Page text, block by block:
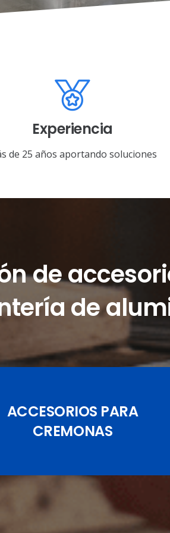
Experiencia
de 25 años aportando soluciones
de
de
ACCESORIOS PARA
CREMONAS
JUEGOS DE PASADORES